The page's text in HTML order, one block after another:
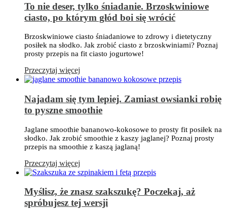
To nie deser, tylko śniadanie. Brzoskwiniowe
ciasto, po którym głód boi się wrócić
Brzoskwiniowe ciasto śniadaniowe to zdrowy i dietetyczny
posiłek na słodko. Jak zrobić ciasto z brzoskwiniami? Poznaj
prosty przepis na fit ciasto jogurtowe!
Przeczytaj więcej
Najadam się tym lepiej. Zamiast owsianki robię
to pyszne smoothie
Jaglane smoothie bananowo-kokosowe to prosty fit posiłek na
słodko. Jak zrobić smoothie z kaszy jaglanej? Poznaj prosty
przepis na smoothie z kaszą jaglaną!
Przeczytaj więcej
Myślisz, że znasz szakszukę? Poczekaj, aż
spróbujesz tej wersji